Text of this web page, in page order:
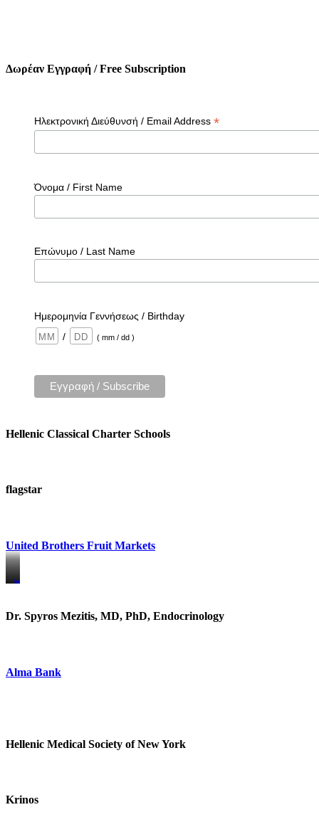
Δωρέαν Εγγραφή / Free Subscription
Ηλεκτρονική Διεύθυνσή / Email Address *
Όνομα / First Name
Επώνυμο / Last Name
Ημερομηνία Γεννήσεως / Birthday
/
( mm / dd )
Hellenic Classical Charter Schools
flagstar
United Brothers Fruit Markets
https://www.unitedbrothersfruitmarkets.com/
https://www.unitedbrothersfruitmarkets.com/
Dr. Spyros Mezitis, MD, PhD, Endocrinology
Alma Bank
Hellenic Medical Society of New York
Krinos